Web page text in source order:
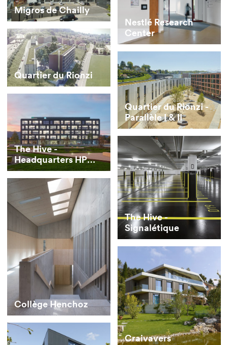
Migros de Chailly
Nestlé Research
Center
Quartier du Rionzi
Quartier du Rionzi -
Parallèle I & II
The Hive -
Headquarters HP
Inc. et HP Enterprise
The Hive -
Signalétique
Collège Henchoz
Craivavers